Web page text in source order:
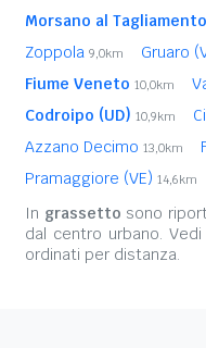
Morsano al Tagliamento
Zoppola 9,0km Gruaro
Fiume Veneto 10,0km
Codroipo (UD) 10,9km
Azzano Decimo 13,0km
Pramaggiore (VE) 14,6km
In grassetto sono
dal centro urbano.
ordinati per distanza.